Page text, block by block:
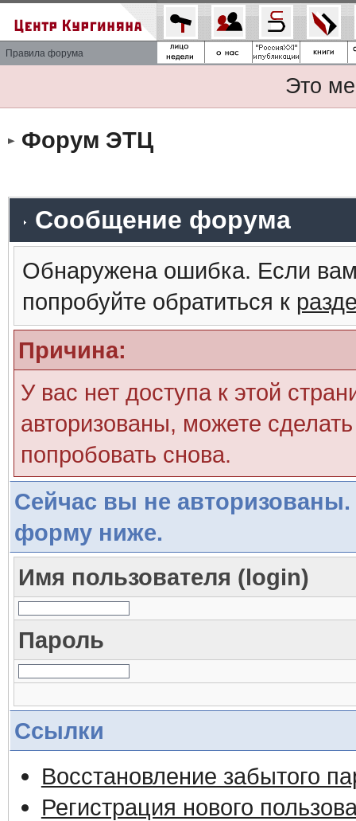
Правила форума
Это
Форум ЭТЦ
Сообщение форума
Обнаружена ошибка. Если
попробуйте обратиться к
Причина:
У вас нет доступа к этой
авторизованы, можете
попробовать снова.
Сейчас вы не авторизованы.
форму ниже.
Имя пользователя (login)
Пароль
Ссылки
Восстановление забытого
Регистрация нового